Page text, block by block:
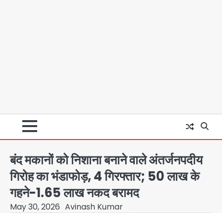
बंद मकानों को निशाना बनाने वाले अंतर्जनपदीय
गिरोह का भंडाफोड़, 4 गिरफ्तार; 50 लाख के
गहने-1.65 लाख नकद बरामद
May 30, 2026 Avinash Kumar